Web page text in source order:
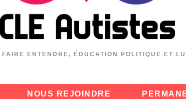
ENTENDRE, ÉDUCATION POLITIQUE ET
NOUS REJOINDRE